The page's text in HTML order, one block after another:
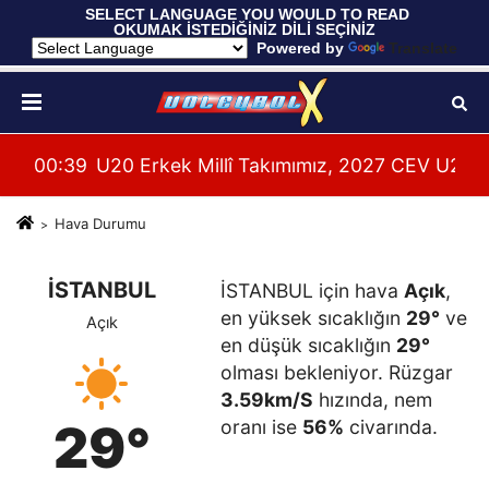
SELECT LANGUAGE YOU WOULD TO READ
OKUMAK İSTEDİĞİNİZ DİLİ SEÇİNİZ
Powered by
Translate
00:39 U20 Erkek Millî Takımımız, 2027 CEV U20
Hava Durumu
İSTANBUL
Açık
29°
İSTANBUL için hava Açık,
en yüksek sıcaklığın 29° ve
en düşük sıcaklığın 29°
olması bekleniyor. Rüzgar
3.59km/S hızında, nem
oranı ise 56% civarında.